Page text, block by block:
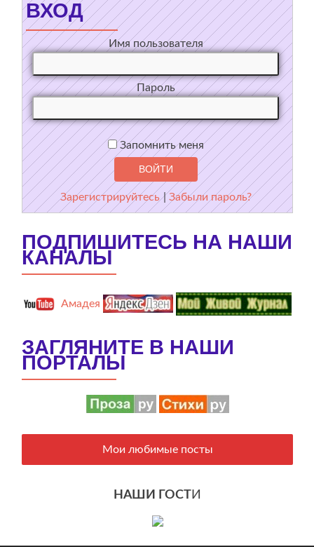
ВХОД
Имя пользователя
Пароль
Запомнить меня
Зарегистрируйтесь |Забыли пароль?
ПОДПИШИТЕСЬ НА НАШИ
КАНАЛЫ
Амадея
ЗАГЛЯНИТЕ В НАШИ
ПОРТАЛЫ
Мои любимые посты
НАШИ ГОСТИ